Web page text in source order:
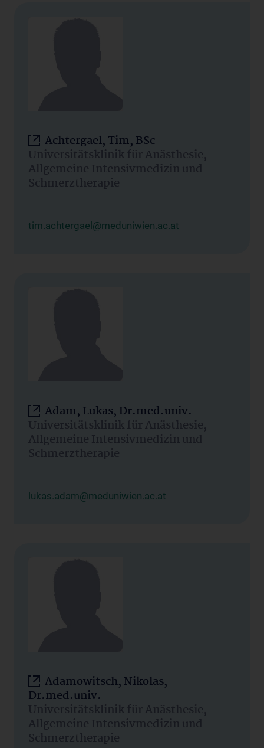
Achtergael, Tim, BSc
Universitätsklinik für Anästhesie,
Allgemeine Intensivmedizin und
Schmerztherapie
tim.achtergael@meduniwien.ac.at
Adam, Lukas, Dr.med.univ.
Universitätsklinik für Anästhesie,
Allgemeine Intensivmedizin und
Schmerztherapie
lukas.adam@meduniwien.ac.at
Adamowitsch, Nikolas,
Dr.med.univ.
Universitätsklinik für Anästhesie,
Allgemeine Intensivmedizin und
Schmerztherapie